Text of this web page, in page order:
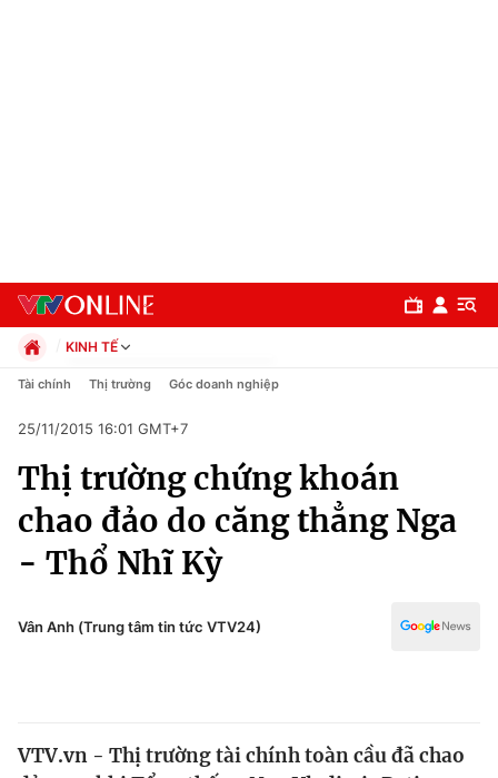
Chuyên mục
Chính trị
Xã hội
Pháp luật
Thế giới
KINH TẾ
Chính trị
Pháp luật
Kinh tế
Thể thao
Truyền hình
Văn hóa - Giải trí
Công nghệ
Tài chính Thị trường Góc doanh nghiệp
25/11/2015 16:01 GMT+7
Thị trường chứng khoán
chao đảo do căng thẳng Nga
- Thổ Nhĩ Kỳ
Vân Anh (Trung tâm tin tức VTV24)
VTV.vn - Thị trường tài chính toàn cầu đã chao